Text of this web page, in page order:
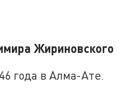
Жириновского
года в Алма-Ате.